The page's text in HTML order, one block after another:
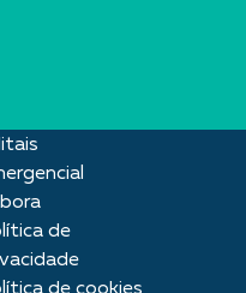
de
de cookies